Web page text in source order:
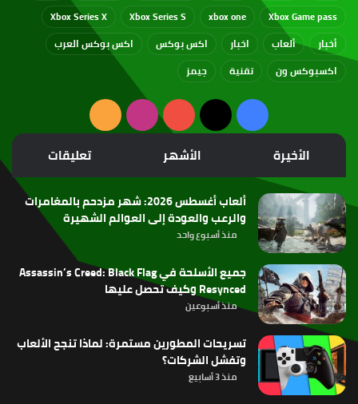
Xbox Game pass
xbox one
Xbox Series S
Xbox Series X
أخبار
ألعاب اخبار اكس بوكس
اكس بوكس العرب
اكسبوكس ون
تقنية جيمز
فيسبوك
‫X
‫YouTubeانستقرامملخص
الموقع
RSS
الأخيرة الأشهر تعليقات
ألعاب أغسطس 2026: شهر مزدحم بالمغامرات
والرعب والعودة إلى العوالم الشهيرة
منذ أسبوع واحد
جميع الأسلحة في Assassin’s Creed: Black Flag
Resynced وكيف تحصل عليها
منذ أسبوعين
تسريحات المطورين مستمرة: لماذا تنجح الألعاب
وتفشل الشركات؟
منذ 3 أسابيع